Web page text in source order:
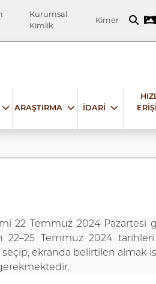
Kurumsal
Kimlik
Kimer
ARAŞTIRMA İDARİ
22 Temmuz 2024 Pazartesi
22–25 Temmuz 2024
ekranda belirtilen almak